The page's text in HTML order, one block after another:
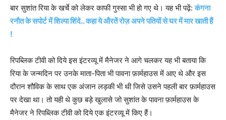
बार सुशांत रिया के खर्चे को लेकर काफी गुस्सा भी हो गए थे। यह भी पढ़ें:कंगना
रनौत के सपोर्ट में शिल्पा शिंदे.. कहा ये औरतें रोज़ अपने पतियों से घर में मार खाती हैं
!
रिपब्लिक टीवी को दिये इस इंटरव्यू में मैनेजर ने आगे चलकर यह भी बताया कि
रिया के जन्मदिन पर उनके माता-पिता भी पावना फ़ार्महाउस में आए थे और इस
दौरान शौविक के साथ एक अंजान लड़की भी थी जिसे उसने पहली बार फ़ार्महाउस
पर देखा था। तो यही थे कुछ बड़े खुलासे जो सुशांत के पावना फ़ार्महाउस के
मैनेजर ने रिपब्लिक टीवी को दिये एक इंटरव्यू में किए हैं।